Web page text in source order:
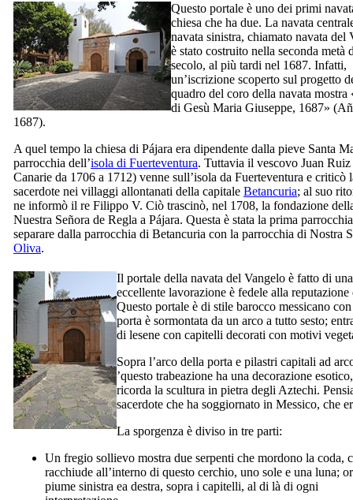
Questo portale è uno dei primi
chiesa che ha due. La navata
navata sinistra, chiamato navata del
è stato costruito nella seconda metà
secolo, al più tardi nel 1687. Infatti,
un’iscrizione scoperto sul progetto
quadro del coro della navata mostra
di Gesù Maria Giuseppe, 1687» (
1687).
A quel tempo la chiesa di Pájara era dipendente dalla pieve Santa
parrocchia dell’isola di Fuerteventura. Tuttavia il vescovo Juan
Canarie da 1706 a 1712) venne sull’isola da Fuerteventura e criticò
sacerdote nei villaggi allontanati della capitale Betancuria; al suo
ne informò il re Filippo V. Ciò trascinò, nel 1708, la fondazione
Nuestra Señora de Regla a Pájara. Questa è stata la prima
separare dalla parrocchia di Betancuria con la parrocchia di Nostra
Oliva.
Il portale della navata del Vangelo è fatto di
eccellente lavorazione è fedele alla
Questo portale è di stile barocco messicano
porta è sormontata da un arco a tutto sesto;
di lesene con capitelli decorati con motivi
Sopra l’arco della porta e pilastri capitali ad
’questo trabeazione ha una decorazione
ricorda la scultura in pietra degli Aztechi.
sacerdote che ha soggiornato in Messico, che
La sporgenza è diviso in tre parti:
Un fregio sollievo mostra due serpenti che mordono la coda,
racchiude all’interno di questo cerchio, uno sole e una luna;
piume sinistra ea destra, sopra i capitelli, al di là di ogni